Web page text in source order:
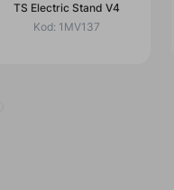
TS Electric Stand V4
Kod: 1MV137